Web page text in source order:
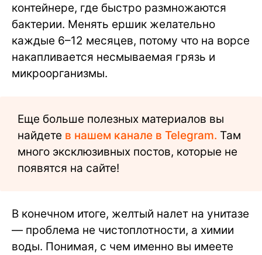
контейнере, где быстро размножаются
бактерии. Менять ершик желательно
каждые 6–12 месяцев, потому что на ворсе
накапливается несмываемая грязь и
микроорганизмы.
Еще больше полезных материалов вы
найдете в нашем канале в Telegram. Там
много эксклюзивных постов, которые не
появятся на сайте!
В конечном итоге, желтый налет на унитазе
— проблема не чистоплотности, а химии
воды. Понимая, с чем именно вы имеете